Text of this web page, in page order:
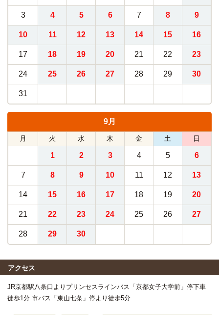
3 4 5 6 7 8 9
10 11 12 13 14 15 16
17 18 19 20 21 22 23
24 25 26 27 28 29 30
31
9月
月 火 水 木 金 土 日
1 2 3 4 5 6
7 8 9 10 11 12 13
14 15 16 17 18 19 20
21 22 23 24 25 26 27
28 29 30
アクセス
JR京都駅八条口よりプリンセスラインバス「京都女子大学前」停下車
徒歩1分 市バス「東山七条」停より徒歩5分